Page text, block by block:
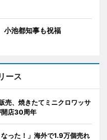
池都知事も祝福
ース
売、焼きたてミニクロワッサ
開店30周年
った！」海外で1.9万個売れ